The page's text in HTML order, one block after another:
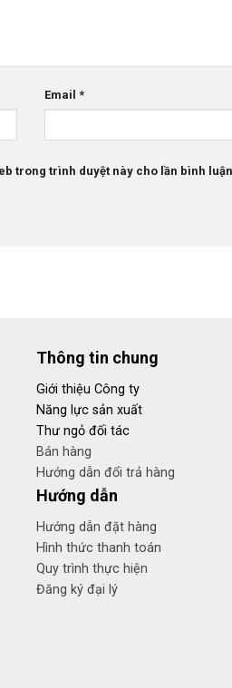
Email*
trong trình duyệt này cho lần bình
Thông tin chung
Giới thiệu Công ty
Năng lực sản xuất
Thư ngỏ đối tác
Bán hàng
Hướng dẫn đổi trả hàng
Hướng dẫn
Hướng dẫn đặt hàng
Hình thức thanh toán
Quy trình thực hiện
Đăng ký đại lý